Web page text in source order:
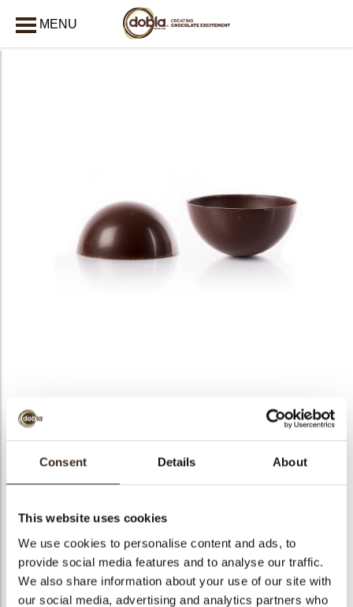
Consent Details About
This website uses cookies
We use cookies to personalise content and ads, to
provide social media features and to analyse our traffic.
We also share information about your use of our site with
our social media, advertising and analytics partners who
MENU
Coupole dark xl
Bruto gewicht
Aantal stuks
Vorm
Rond
Beschikbaarheid
Het hele jaar verkrijgbaar